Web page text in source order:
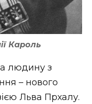
Кароль
людину з
– нового
Льва Прхалу.